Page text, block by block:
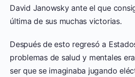
David Janowsky ante el que
última de sus muchas victorias.
Después de esto regresó a
problemas de salud y mentales
ser que se imaginaba jugando